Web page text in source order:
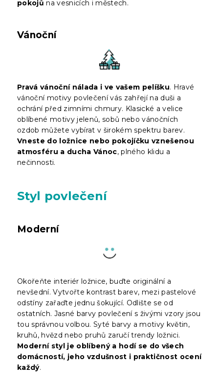
pokojů na vesnicích i městech.
Vánoční
Pravá vánoční nálada i ve vašem pelíšku. Hravé
vánoční motivy povlečení vás zahřejí na duši a
ochrání před zimními chmury. Klasické a velice
oblíbené motivy jelenů, sobů nebo vánočních
ozdob můžete vybírat v širokém spektru barev.
Vneste do ložnice nebo pokojíčku vznešenou
atmosféru a ducha Vánoc, plného klidu a
nečinnosti.
Styl povlečení
Moderní
Okořeňte interiér ložnice, buďte originální a
nevšední. Vytvořte kontrast barev, mezi pastelové
odstíny zařaďte jednu šokující. Odlište se od
ostatních. Jasné barvy povlečení s živými vzory jsou
tou správnou volbou. Syté barvy a motivy květin,
kruhů, hvězd nebo pruhů zaručí trendy ložnici.
Moderní styl je oblíbený a hodí se do všech
domácností, jeho vzdušnost i praktičnost ocení
každý.